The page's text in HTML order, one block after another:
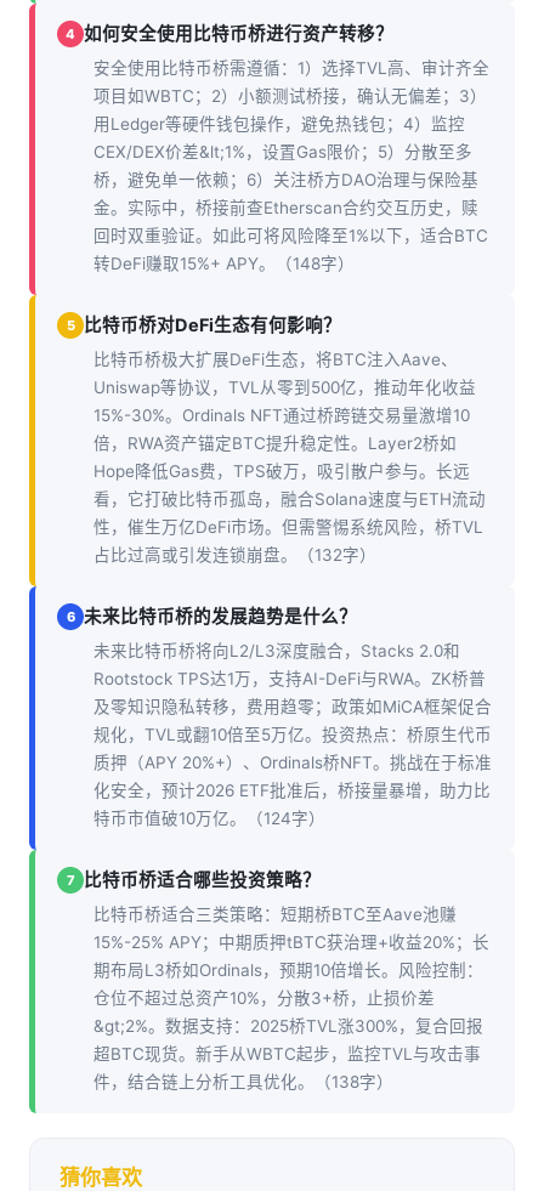
4 如何安全使用比特币桥进行资产转移？
安全使用比特币桥需遵循：1）选择TVL高、审计齐全
项目如WBTC；2）小额测试桥接，确认无偏差；3）
用Ledger等硬件钱包操作，避免热钱包；4）监控
CEX/DEX价差&lt;1%，设置Gas限价；5）分散至多
桥，避免单一依赖；6）关注桥方DAO治理与保险基
金。实际中，桥接前查Etherscan合约交互历史，赎
回时双重验证。如此可将风险降至1%以下，适合BTC
转DeFi赚取15%+ APY。（148字）
5 比特币桥对DeFi生态有何影响？
比特币桥极大扩展DeFi生态，将BTC注入Aave、
Uniswap等协议，TVL从零到500亿，推动年化收益
15%-30%。Ordinals NFT通过桥跨链交易量激增10
倍，RWA资产锚定BTC提升稳定性。Layer2桥如
Hope降低Gas费，TPS破万，吸引散户参与。长远
看，它打破比特币孤岛，融合Solana速度与ETH流动
性，催生万亿DeFi市场。但需警惕系统风险，桥TVL
占比过高或引发连锁崩盘。（132字）
6 未来比特币桥的发展趋势是什么？
未来比特币桥将向L2/L3深度融合，Stacks 2.0和
Rootstock TPS达1万，支持AI-DeFi与RWA。ZK桥普
及零知识隐私转移，费用趋零；政策如MiCA框架促合
规化，TVL或翻10倍至5万亿。投资热点：桥原生代币
质押（APY 20%+）、Ordinals桥NFT。挑战在于标准
化安全，预计2026 ETF批准后，桥接量暴增，助力比
特币市值破10万亿。（124字）
7 比特币桥适合哪些投资策略？
比特币桥适合三类策略：短期桥BTC至Aave池赚
15%-25% APY；中期质押tBTC获治理+收益20%；长
期布局L3桥如Ordinals，预期10倍增长。风险控制：
仓位不超过总资产10%，分散3+桥，止损价差
&gt;2%。数据支持：2025桥TVL涨300%，复合回报
超BTC现货。新手从WBTC起步，监控TVL与攻击事
件，结合链上分析工具优化。（138字）
猜你喜欢